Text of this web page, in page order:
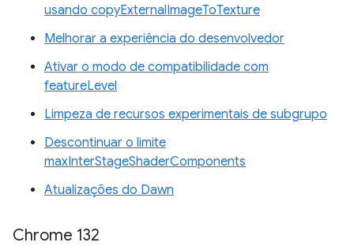
usando copyExternalImageToTexture
Melhorar a experiência do desenvolvedor
Ativar o modo de compatibilidade com
featureLevel
Limpeza de recursos experimentais de subgrupo
Descontinuar o limite
maxInterStageShaderComponents
Atualizações do Dawn
Chrome 132